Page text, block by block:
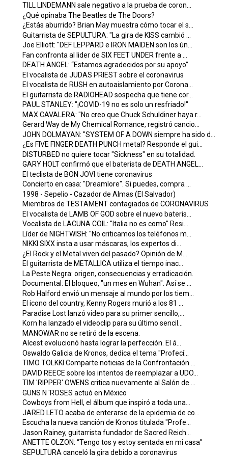
TILL LINDEMANN sale negativo a la prueba de coron...
¿Qué opinaba The Beatles de The Doors?
¿Estás aburrido? Brian May muestra cómo tocar el s...
Guitarrista de SEPULTURA: "La gira de KISS cambió ...
Joe Elliott: "DEF LEPPARD e IRON MAIDEN son los ún...
Fan confronta al lider de SIX FEET UNDER frente a ...
DEATH ANGEL: “Estamos agradecidos por su apoyo”.
El vocalista de JUDAS PRIEST sobre el coronavirus
El vocalista de RUSH en autoaislamiento por Corona...
El guitarrista de RADIOHEAD sospecha que tiene cor...
PAUL STANLEY: "¡COVID-19 no es solo un resfriado!"
MAX CAVALERA: "No creo que Chuck Schuldiner haya r...
Gerard Way de My Chemical Romance, registró cancio...
JOHN DOLMAYAN: "SYSTEM OF A DOWN siempre ha sido d...
¿Es FIVE FINGER DEATH PUNCH metal? Responde el gui...
DISTURBED no quiere tocar "Sickness" en su totalidad.
GARY HOLT confirmó que el baterista de DEATH ANGEL...
El teclista de BON JOVI tiene coronavirus
Concierto en casa: "Dreamlore". Si puedes, compra ...
1998 - Sepelio - Cazador de Almas (El Salvador)
Miembros de TESTAMENT contagiados de CORONAVIRUS
El vocalista de LAMB OF GOD sobre el nuevo bateris...
Vocalista de LACUNA COIL: "Italia no es como" Resi...
Líder de NIGHTWISH: "No criticamos los teléfonos m...
NIKKI SIXX insta a usar máscaras, los expertos di...
¿El Rock y el Metal viven del pasado? Opinión de M...
El guitarrista de METALLICA utiliza el tiempo inac...
La Peste Negra: origen, consecuencias y erradicación.
Documental: El bloqueo, "un mes en Wuhan". Así se ...
Rob Halford envió un mensaje al mundo por los tiem...
El icono del country, Kenny Rogers murió a los 81 ...
Paradise Lost lanzó video para su primer sencillo,...
Korn ha lanzado el videoclip para su último sencil...
MANOWAR no se retiró de la escena.
Alcest evolucionó hasta lograr la perfección. El á...
Oswaldo Galicia de Kronos, dedica el tema "Profecí...
TIMO TOLKKI Comparte noticias de la Confrontación ...
DAVID REECE sobre los intentos de reemplazar a UDO...
TIM 'RIPPER' OWENS critica nuevamente al Salón de ...
GUNS N 'ROSES actuó en México
Cowboys from Hell, el álbum que inspiró a toda una...
JARED LETO acaba de enterarse de la epidemia de co...
Escucha la nueva canción de Kronos titulada "Profe...
Jason Rainey, guitarrista fundador de Sacred Reich...
ANETTE OLZON: “Tengo tos y estoy sentada en mi casa”
SEPULTURA canceló la gira debido a coronavirus